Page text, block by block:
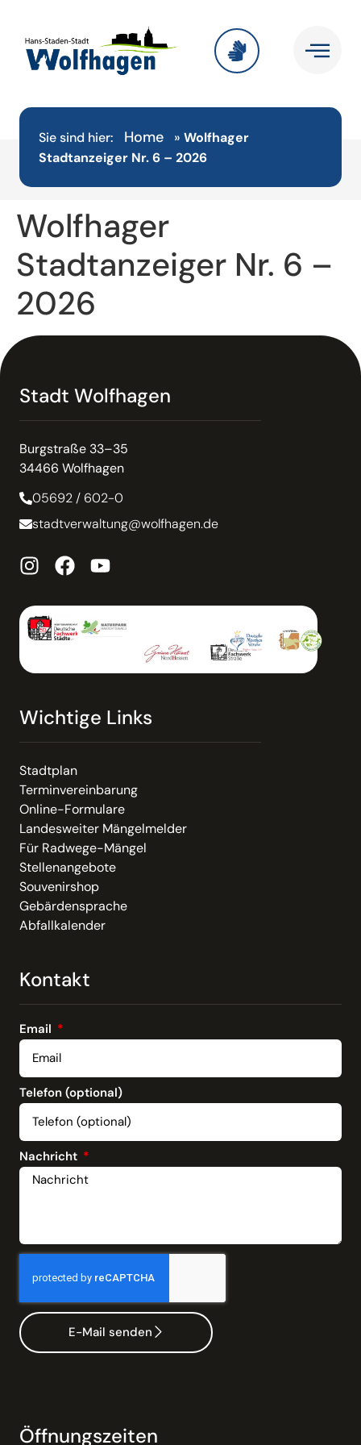
Sie sind hier: Home » Wolfhager
Stadtanzeiger Nr. 6 – 2026
Wolfhager
Stadtanzeiger Nr. 6 –
2026
Stadt Wolfhagen
Burgstraße 33–35
34466 Wolfhagen
05692 / 602-0
stadtverwaltung@wolfhagen.de
Wichtige Links
Stadtplan
Terminvereinbarung
Online-Formulare
Landesweiter Mängelmelder
Für Radwege-Mängel
Stellenangebote
Souvenirshop
Gebärdensprache
Abfallkalender
Kontakt
Email
Telefon (optional)
Nachricht
E-Mail senden
Öffnungszeiten